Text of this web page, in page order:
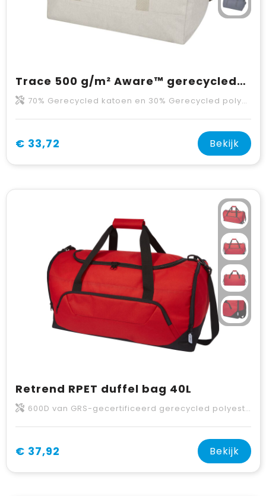
Trace 500 g/m² Aware™ gerecyclede duffel bag 50 l
70% Gerecycled katoen en 30% Gerecycled polyester, 500 g/m2
€ 33,72 Bekijk
Retrend RPET duffel bag 40L
600D van GRS-gecertificeerd gerecycled polyester
€ 37,92 Bekijk